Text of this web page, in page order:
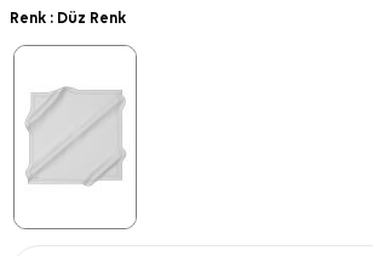
Renk : Düz Renk